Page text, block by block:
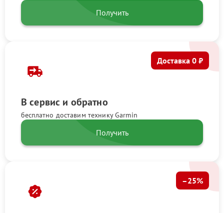
Получить
В сервис и обратно
бесплатно доставим технику Garmin
Доставка 0 ₽
Получить
–25%